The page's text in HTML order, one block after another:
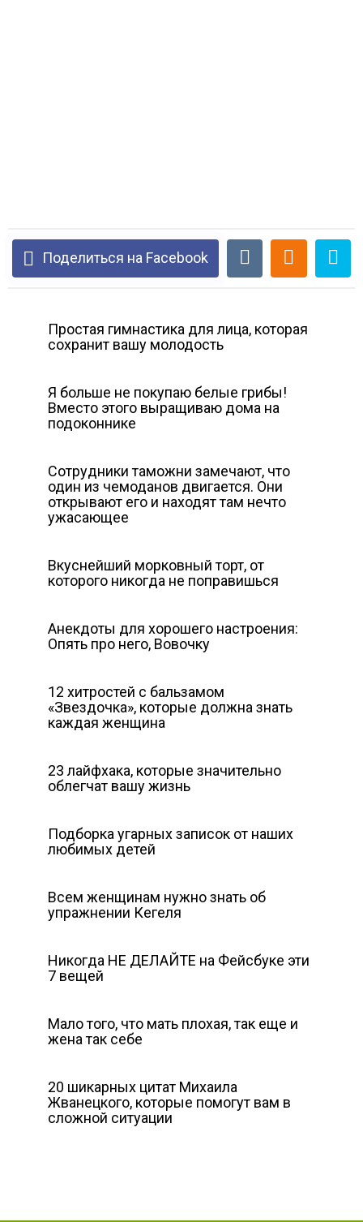
Поделиться на Facebook
Простая гимнастика для лица, которая
сохранит вашу молодость
Я больше не покупаю белые грибы!
Вместо этого выращиваю дома на
подоконнике
Сотрудники таможни замечают, что
один из чемоданов двигается. Они
открывают его и находят там нечто
ужасающее
Вкуснейший морковный торт, от
которого никогда не поправишься
Анекдоты для хорошего настроения:
Опять про него, Вовочку
12 хитростей с бальзамом
«Звездочка», которые должна знать
каждая женщина
23 лайфхака, которые значительно
облегчат вашу жизнь
Подборка угарных записок от наших
любимых детей
Всем женщинам нужно знать об
упражнении Кегеля
Никогда НЕ ДЕЛАЙТЕ на Фейсбуке эти
7 вещей
Мало того, что мать плохая, так еще и
жена так себе
20 шикарных цитат Михаила
Жванецкого, которые помогут вам в
сложной ситуации